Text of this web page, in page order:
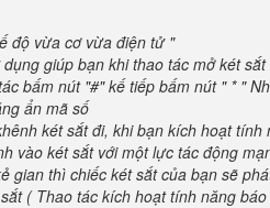
độ vừa cơ vừa điện tử "
giúp bạn khi thao tác mở két
bấm nút "#" kế tiếp bấm nút " * "
ẩn mã số
két sắt đi, khi bạn kích hoạt tính
vào két sắt với một lực tác động
gian thì chiếc két sắt của bạn sẽ
( Thao tác kích hoạt tính năng